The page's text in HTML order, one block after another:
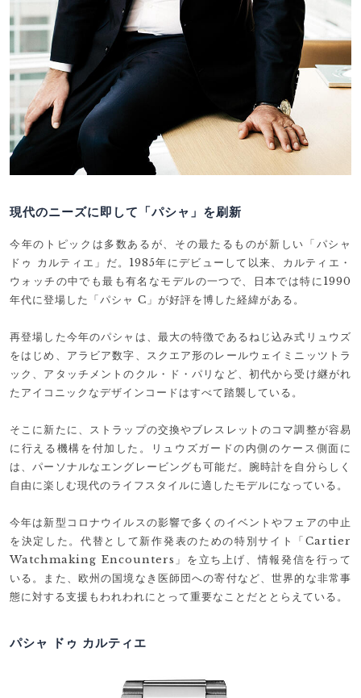
現代のニーズに即して「パシャ」を刷新
今年のトピックは多数あるが、その最たるものが新しい「パシャ
ドゥ カルティエ」だ。1985年にデビューして以来、カルティエ・
ウォッチの中でも最も有名なモデルの一つで、日本では特に1990
年代に登場した「パシャ C」が好評を博した経緯がある。
再登場した今年のパシャは、最大の特徴であるねじ込み式リュウズ
をはじめ、アラビア数字、スクエア形のレールウェイミニッツトラ
ック、アタッチメントのクル・ド・パリなど、初代から受け継がれ
たアイコニックなデザインコードはすべて踏襲している。
そこに新たに、ストラップの交換やブレスレットのコマ調整が容易
に行える機構を付加した。リュウズガードの内側のケース側面に
は、パーソナルなエングレービングも可能だ。腕時計を自分らしく
自由に楽しむ現代のライフスタイルに適したモデルになっている。
今年は新型コロナウイルスの影響で多くのイベントやフェアの中止
を決定した。代替として新作発表のための特別サイト「Cartier
Watchmaking Encounters」を立ち上げ、情報発信を行って
いる。また、欧州の国境なき医師団への寄付など、世界的な非常事
態に対する支援もわれわれにとって重要なことだととらえている。
パシャ ドゥ カルティエ